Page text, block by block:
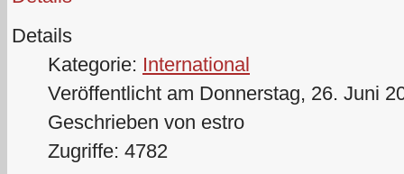
Details
Kategorie: International
Veröffentlicht am Donnerstag, 26. Juni
Geschrieben von estro
Zugriffe: 4782